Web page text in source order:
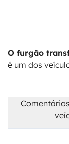
promptly
problem, help
O furgão
é um dos